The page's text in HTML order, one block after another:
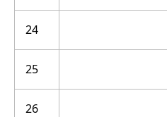
24
25
26